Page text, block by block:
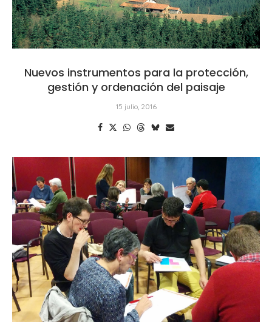
Nuevos instrumentos para la protección,
gestión y ordenación del paisaje
15 julio, 2016